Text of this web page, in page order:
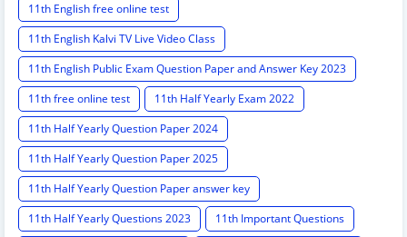
11th English free online test
11th English Kalvi TV Live Video Class
11th English Public Exam Question Paper and Answer Key 2023
11th free online test
11th Half Yearly Exam 2022
11th Half Yearly Question Paper 2024
11th Half Yearly Question Paper 2025
11th Half Yearly Question Paper answer key
11th Half Yearly Questions 2023
11th Important Questions